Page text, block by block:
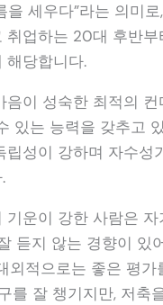
을 세우다”라는 의미
취업하는 20대 후반
해당합니다.
음이 성숙한 최적의
있는 능력을 갖추고
립성이 강하며 자수성
기운이 강한 사람은
듣지 않는 경향이 있
외적으로는 좋은 평가
를 잘 챙기지만, 저축